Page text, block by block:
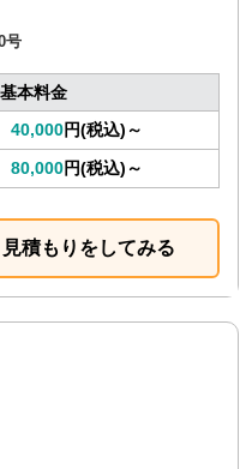
号
本料金
40,000円(税込)～
80,000円(税込)～
積もりをしてみる